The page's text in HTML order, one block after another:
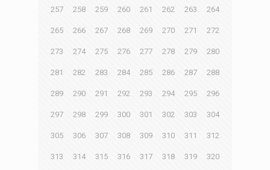
257 258 259 260 261 262 263 264
265 266 267 268 269 270 271 272
273 274 275 276 277 278 279 280
281 282 283 284 285 286 287 288
289 290 291 292 293 294 295 296
297 298 299 300 301 302 303 304
305 306 307 308 309 310 311 312
313 314 315 316 317 318 319 320